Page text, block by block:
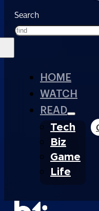
Search
HOME
WATCH
READ
Tech
Biz
Game
Life